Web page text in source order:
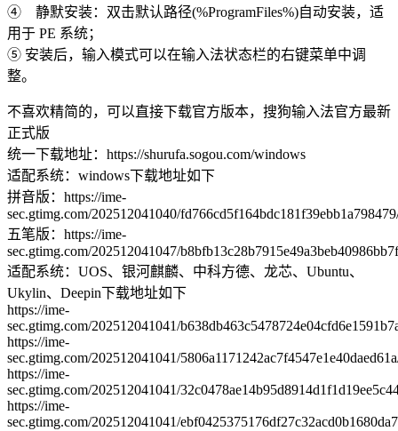
④ 静默安装：双击默认路径(%ProgramFiles%)自动安装，适
用于 PE 系统；
⑤ 安装后，输入模式可以在输入法状态栏的右键菜单中调
整。
不喜欢精简的，可以直接下载官方版本，搜狗输入法官方最新
正式版
统一下载地址：https://shurufa.sogou.com/windows
适配系统：windows下载地址如下
拼音版：https://ime-
sec.gtimg.com/202512041040/
五笔版：https://ime-
sec.gtimg.com/202512041047/
适配系统：UOS、银河麒麟、中科方德、龙芯、Ubuntu、
Ukylin、Deepin下载地址如下
https://ime-
sec.gtimg.com/202512041041/
https://ime-
sec.gtimg.com/202512041041/
https://ime-
sec.gtimg.com/202512041041/
https://ime-
sec.gtimg.com/202512041041/